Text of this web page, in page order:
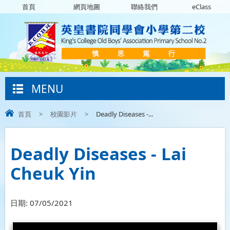
首頁 網頁地圖 聯絡我們 eClass
MENU
首頁 > 校園影片 > Deadly Diseases -...
Deadly Diseases - Lai
Cheuk Yin
日期: 07/05/2021